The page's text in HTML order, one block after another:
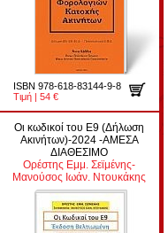
ISBN 978-618-83144-9-8
Τιμή | 54 €
Οι κωδικοί του Ε9 (Δήλωση
Ακινήτων)-2024 -ΑΜΕΣΑ
ΔΙΑΘΕΣΙΜΟ
Ορέστης Εμμ. Σεϊμένης-
Μανούσος Ιωάν. Ντουκάκης